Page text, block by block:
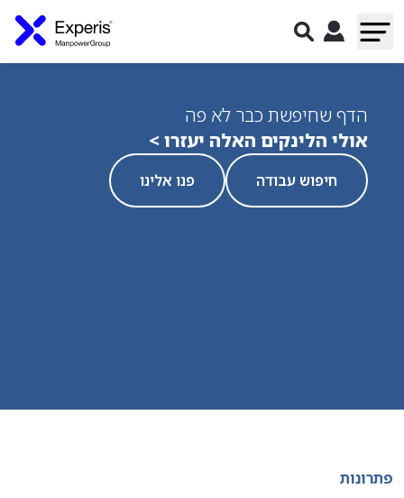
הדף שחיפשת כבר לא פה
אולי הלינקים האלה יעזרו >
חיפוש עבודה פנו אלינו
פתרונות